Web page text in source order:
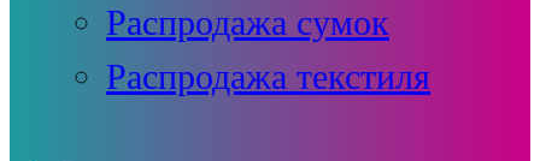
Распродажа сумок
Распродажа текстиля